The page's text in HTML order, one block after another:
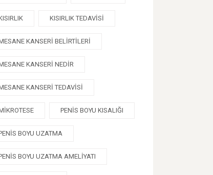
KISIRLIK TEDAVISI
KANSERI BELIRTILERI
KANSERI NEDIR
KANSERI TEDAVISI
PENIS BOYU KISALIĞI
BOYU UZATMA
BOYU UZATMA AMELIYATI